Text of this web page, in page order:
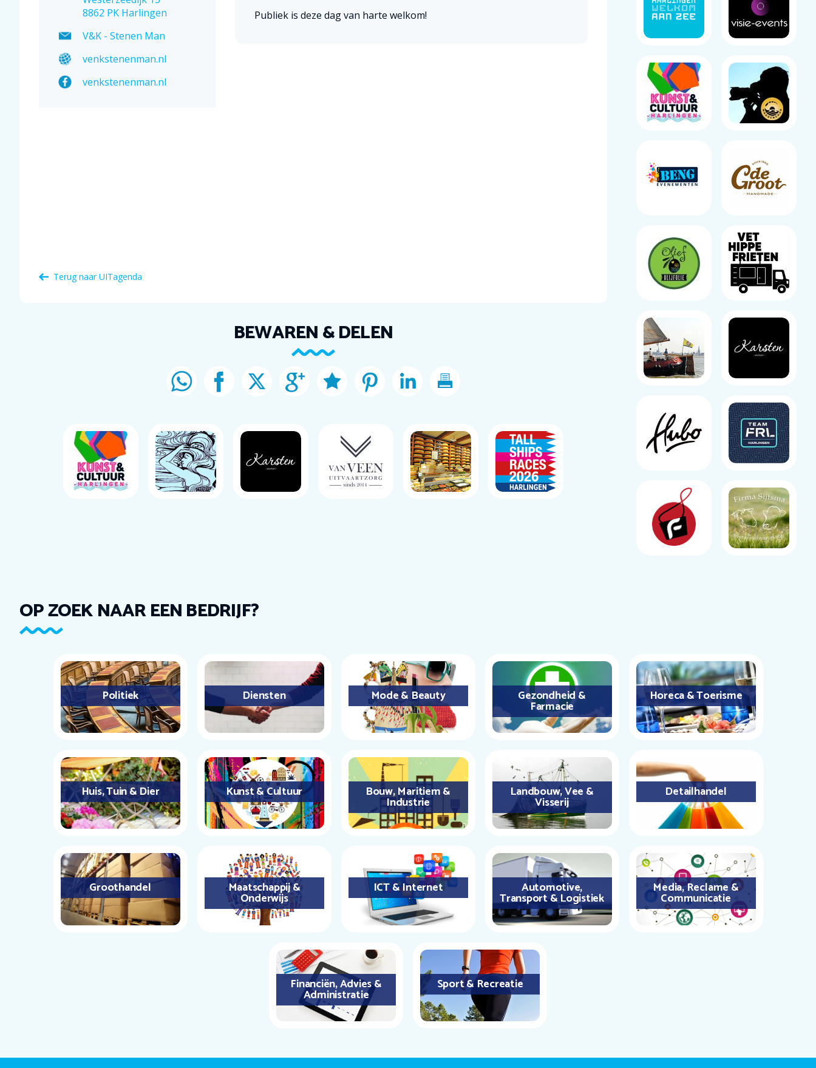
8862 PK Harlingen
V&K - Stenen Man
venkstenenman.nl
venkstenenman.nl
Publiek is deze dag van harte welkom!
Terug naarUITagenda
BEWAREN & DELEN
OP ZOEK NAAR EEN BEDRIJF?
Politiek Diensten Mode & Beauty Gezondheid &
Farmacie
Horeca & Toerisme
Huis, Tuin & Dier Kunst & Cultuur Bouw, Maritiem &
Industrie
Landbouw, Vee &
Visserij
Detailhandel
Groothandel Maatschappij &
Onderwijs
ICT & Internet Automotive,
Transport & Logistiek
Media, Reclame &
Communicatie
Financiën, Advies &
Administratie
Sport & Recreatie